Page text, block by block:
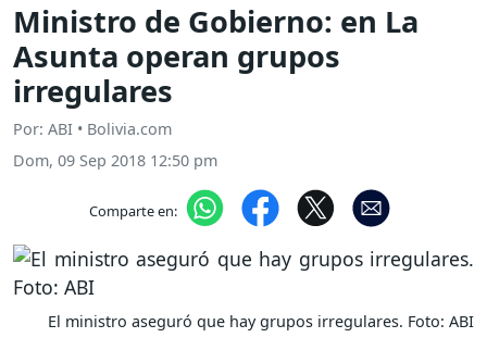
Ministro de Gobierno: en La
Asunta operan grupos
irregulares
Por: ABI • Bolivia.com
Dom, 09 Sep 2018 12:50 pm
Comparte en:
El ministro aseguró que hay grupos irregulares. Foto: ABI